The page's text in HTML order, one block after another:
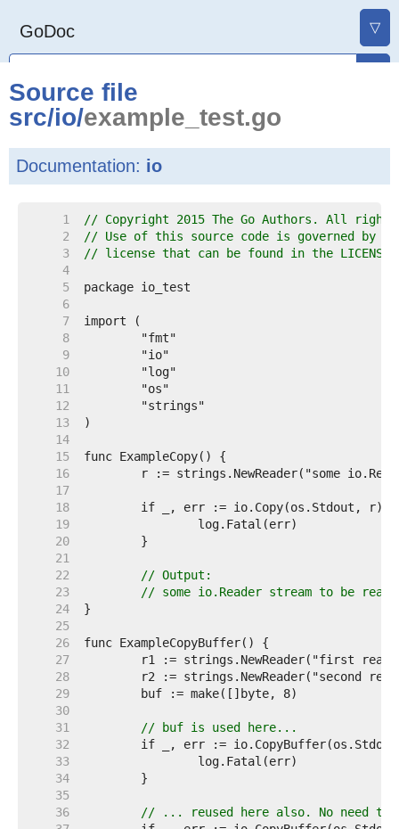
GoDoc ▽
Source file
src/io/example_test.go
Documentation: io
     1
// Copyright 2015 The Go Authors. All
     2
// Use of this source code is governed by a
     3
// license that can be found in the
     4
     5
     6
     7
     8
     9
    10
    11
    12
    13
    14
    15
    16
    17
    18
    19
    20
    21
    22
// Output:
    23
// some io.Reader stream to be read
    24
    25
    26
    27
    28
    29
    30
    31
// buf is used here...
    32
    33
    34
    35
    36
// ... reused here also. No need